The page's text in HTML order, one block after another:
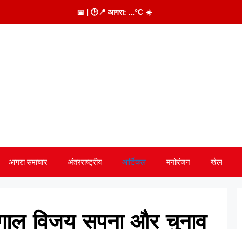
📅 | 🕒📍 आगरा: ...°C ☀️
आगरा समाचार अंतरराष्ट्रीय आर्टिकल मनोरंजन खेल
विजय सपना और चुनाव